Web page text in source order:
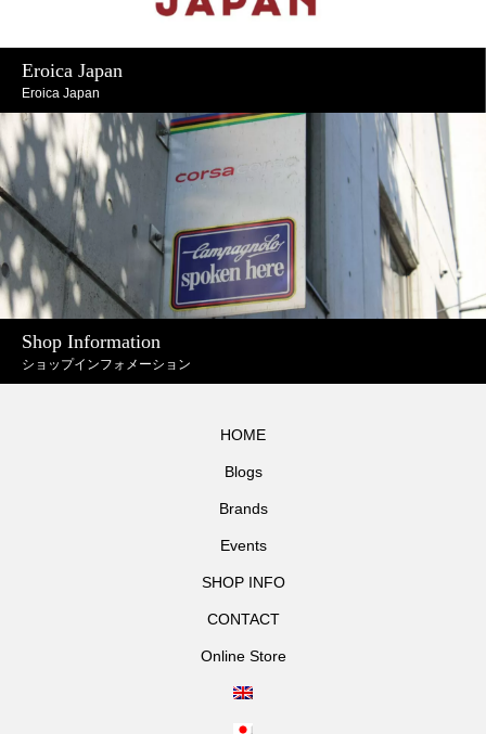
Eroica Japan
Eroica Japan
Shop Information
ショップインフォメーション
HOME
Blogs
Brands
Events
SHOP INFO
CONTACT
Online Store